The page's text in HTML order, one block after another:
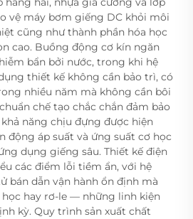
vệ máy bơm giếng DC khỏi môi
cũng như thành phần hóa học
cao. Buồng động cơ kín ngăn
bẩn bởi nước, trong khi hệ
thiết kế không cần bảo trì, có
nhiều năm mà không cần bôi
chế tạo chắc chắn đảm bảo
năng chịu đựng được hiện
động áp suất và ứng suất cơ học
dụng giếng sâu. Thiết kế điện
các điểm lỗi tiềm ẩn, với hệ
bán dẫn vận hành ổn định mà
hay rơ-le — những linh kiện
kỳ. Quy trình sản xuất chất